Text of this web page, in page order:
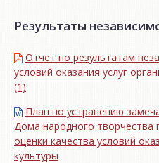
Результаты
Отчет по результатам
условий оказания услуг
(1)
План по устранению
Дома народного творчества
оценки качества условий
культуры